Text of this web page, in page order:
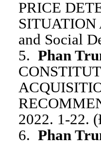
PRICE
and Social
5. Phan
2022. 1-22.
6. Phan